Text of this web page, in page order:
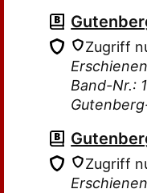
Zugriff
Band-Nr.:
Zugriff